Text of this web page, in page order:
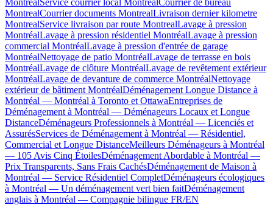
MontrealCourrier documents MontrealLivraison dernier kilometre
MontrealService livraison par route MontrealLavage à pression
MontréalLavage à pression résidentiel MontréalLavage à pression
commercial MontréalLavage à pression d'entrée de garage
MontréalNettoyage de patio MontréalLavage de terrasse en bois
MontréalLavage de clôture MontréalLavage de revêtement extérieur
MontréalLavage de devanture de commerce MontréalNettoyage
extérieur de bâtiment MontréalDéménagement Longue Distance à
Montréal — Montréal à Toronto et OttawaEntreprises de
Déménagement à Montréal — Déménageurs Locaux et Longue
DistanceDéménageurs Professionnels à Montréal — Licenciés et
AssurésServices de Déménagement à Montréal — Résidentiel,
Commercial et Longue DistanceMeilleurs Déménageurs à Montréal
— 105 Avis Cinq ÉtoilesDéménagement Abordable à Montréal —
Prix Transparents, Sans Frais CachésDéménagement de Maison à
Montréal — Service Résidentiel CompletDéménageurs écologiques
à Montréal — Un déménagement vert bien faitDéménagement
anglais à Montréal — Compagnie bilingue FR/EN